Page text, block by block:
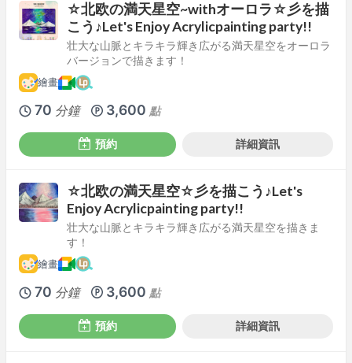
☆北欧の満天星空~withオーロラ☆彡を描
こう♪Let's Enjoy Acrylicpainting party!!
壮大な山脈とキラキラ輝き広がる満天星空をオーロラ
バージョンで描きます！
繪畫
70 分鐘 3,600 點
預約 詳細資訊
☆北欧の満天星空☆彡を描こう♪Let's
Enjoy Acrylicpainting party!!
壮大な山脈とキラキラ輝き広がる満天星空を描きま
す！
繪畫
70 分鐘 3,600 點
預約 詳細資訊